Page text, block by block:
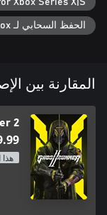
الحفظ السحابي لـ Xbox
المقارنة بين
2
هذا